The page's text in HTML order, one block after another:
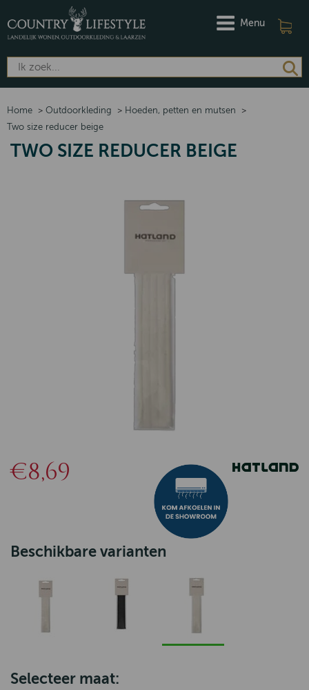
Menu
Home > Outdoorkleding > Hoeden, petten en mutsen
>
Two size reducer beige
TWO SIZE REDUCER BEIGE
€8,69
Beschikbare varianten
Selecteer maat: